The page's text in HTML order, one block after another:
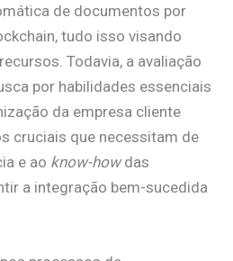
de documentos por
tudo isso visando
Todavia, a avaliação
por habilidades essenciais
da empresa cliente
cruciais que necessitam de
e ao know-howdas
a integração bem-sucedida